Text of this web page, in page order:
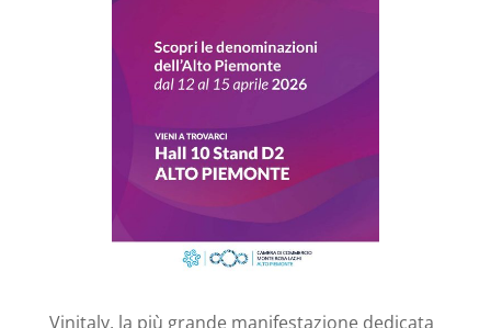
Vinitaly, la più grande manifestazione dedicata